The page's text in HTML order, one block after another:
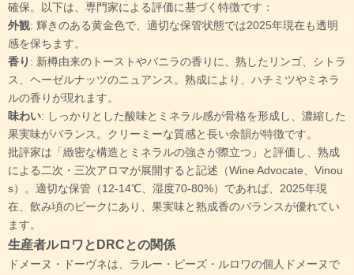
確保。以下は、専門家による評価に基づく特徴です：
外観: 輝きのある黄金色で、適切な保管状態では2025年現在も透明
感を保ちます。
香り : 新樽由来のトーストやバニラの香りに、熟したリンゴ、シトラ
ス、ヘーゼルナッツのニュアンス。熟成により、ハチミツやミネラ
ルの香りが現れます。
味わい: しっかりとした酸味とミネラル感が骨格を形成し、濃縮した
果実味がバランス。クリーミーな質感と長い余韻が特徴です。
批評家は「緻密な構造とミネラルの強さが際立つ」と評価し、熟成
による二次・三次アロマが展開すると記述（Wine Advocate、Vinou
s）。適切な保管（12-14℃、湿度70-80%）であれば、2025年現
在、飲み頃のピークにあり、果実味と熟成香のバランスが優れてい
ます。
生産者ルロワとDRCとの関係
ドメーヌ・ドーヴネは、ラルー・ビーズ・ルロワの個人ドメーヌで